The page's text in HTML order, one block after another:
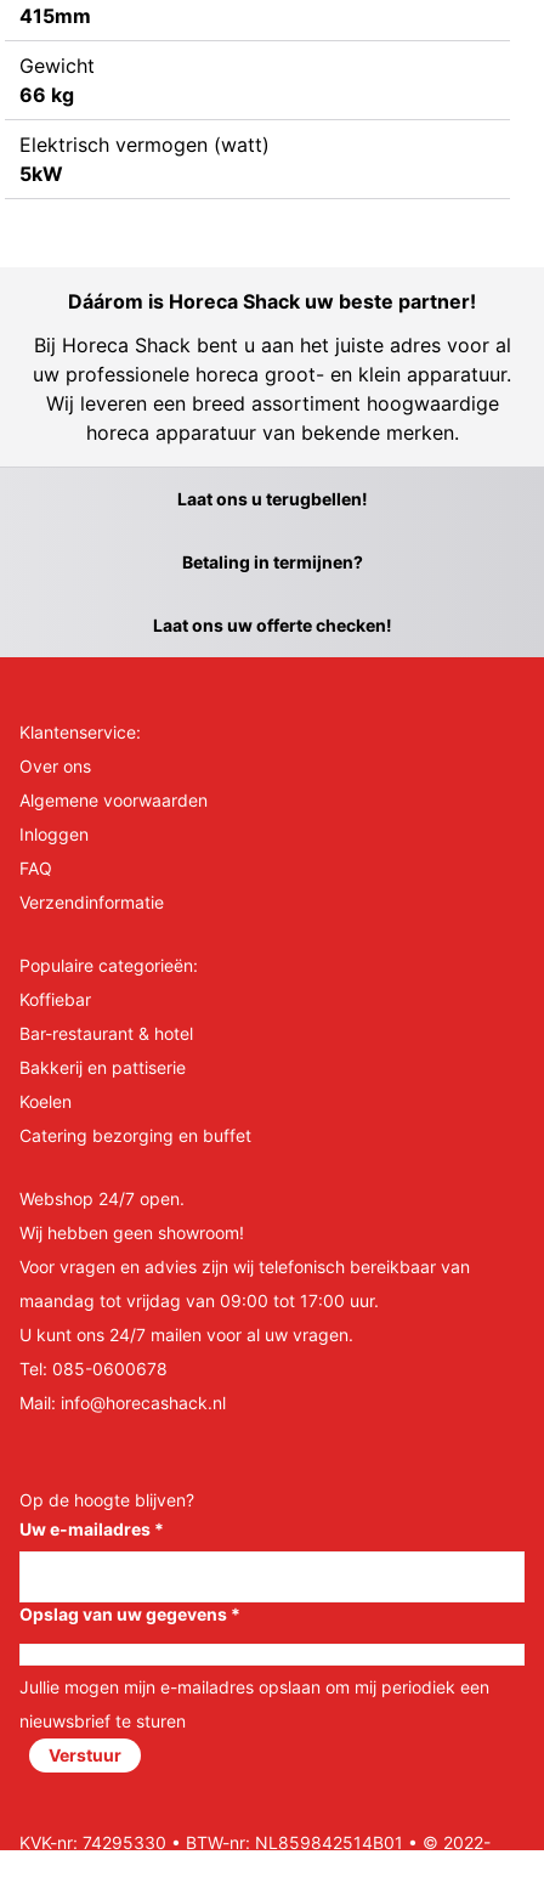
415mm
Gewicht
66 kg
Elektrisch vermogen (watt)
5kW
Dáárom is Horeca Shack uw beste partner!
Bij Horeca Shack bent u aan het juiste adres voor al
uw professionele horeca groot- en klein apparatuur.
Wij leveren een breed assortiment hoogwaardige
horeca apparatuur van bekende merken.
Laat ons u terugbellen!
Betaling in termijnen?
Laat ons uw offerte checken!
Klantenservice:
Over ons
Algemene voorwaarden
Inloggen
FAQ
Verzendinformatie
Populaire categorieën:
Koffiebar
Bar-restaurant & hotel
Bakkerij en pattiserie
Koelen
Catering bezorging en buffet
Webshop 24/7 open.
Wij hebben geen showroom!
Voor vragen en advies zijn wij telefonisch bereikbaar van
maandag tot vrijdag van 09:00 tot 17:00 uur.
U kunt ons 24/7 mailen voor al uw vragen.
Tel: 085-0600678
Mail: info@horecashack.nl
Op de hoogte blijven?
Uw e-mailadres *
Opslag van uw gegevens *
Jullie mogen mijn e-mailadres opslaan om mij periodiek een
nieuwsbrief te sturen
Verstuur
KVK-nr: 74295330 • BTW-nr: NL859842514B01 • © 2022-